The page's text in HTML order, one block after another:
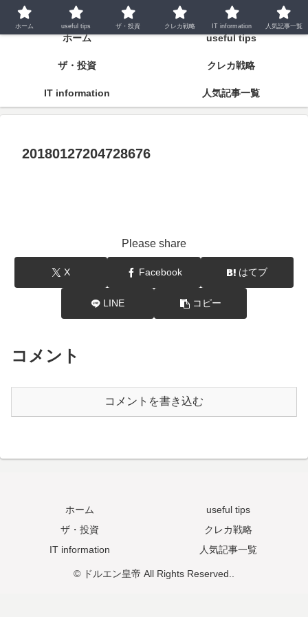
潤いとゆとりの明日をつくるために
ホーム useful tips
ザ・投資 クレカ戦略
IT information 人気記事一覧
20180127204728676
Please share
X Facebook はてブ
LINE コピー
コメント
コメントを書き込む
ホーム
useful tips
ザ・投資
クレカ戦略
IT information
人気記事一覧
© ドルエン皇帝 All Rights Reserved..
ホーム useful tips ザ・投資 クレカ戦略 IT information 人気記事一覧